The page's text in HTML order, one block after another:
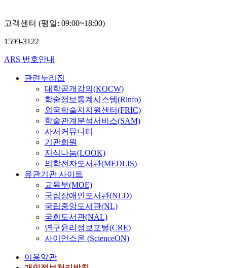
고객센터 (평일: 09:00~18:00)
1599-3122
ARS 번호안내
관련누리집
대학공개강의(KOCW)
학술정보통계시스템(Rinfo)
외국학술지지원센터(FRIC)
학술관계분석서비스(SAM)
사서커뮤니티
기관회원
지식나눔(LOOK)
의학전자도서관(MEDLIS)
유관기관 사이트
교육부(MOE)
국립장애인도서관(NLD)
국립중앙도서관(NL)
국회도서관(NAL)
연구윤리정보포털(CRE)
사이언스온 (ScienceON)
이용약관